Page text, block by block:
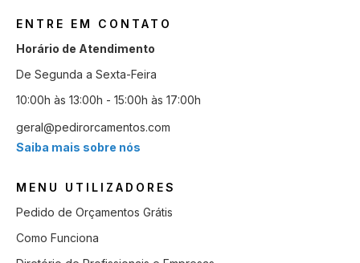
ENTRE EM CONTATO
Horário de Atendimento
De Segunda a Sexta-Feira
10:00h às 13:00h - 15:00h às 17:00h
geral@pedirorcamentos.com
Saiba mais sobre nós
MENU UTILIZADORES
Pedido de Orçamentos Grátis
Como Funciona